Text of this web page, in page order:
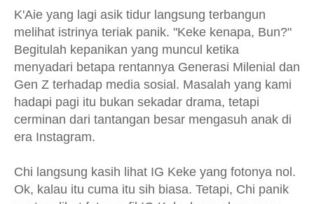
K'Aie yang lagi asik tidur langsung terbangun
melihat istrinya teriak panik. "Keke kenapa, Bun?"
Begitulah kepanikan yang muncul ketika
menyadari betapa rentannya Generasi Milenial dan
Gen Z terhadap media sosial. Masalah yang kami
hadapi pagi itu bukan sekadar drama, tetapi
cerminan dari tantangan besar mengasuh anak di
era Instagram.
Chi langsung kasih lihat IG Keke yang fotonya nol.
Ok, kalau itu cuma itu sih biasa. Tetapi, Chi panik